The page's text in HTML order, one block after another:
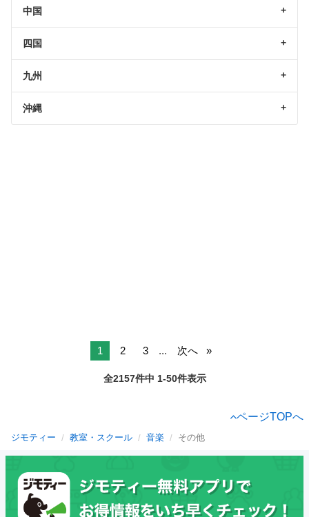
中国
四国
九州
沖縄
1 2 3 ... 次へ
全2157件中 1-50件表示
ページTOPへ
ジモティー 教室・スクール 音楽 その他